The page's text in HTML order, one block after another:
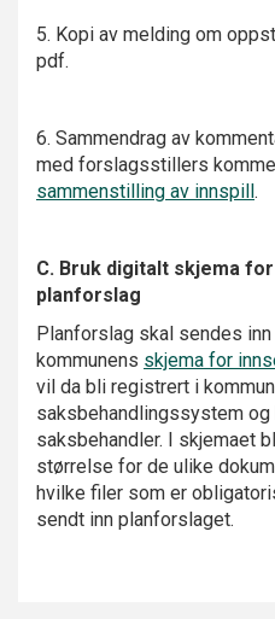
5. Kopi av melding om
pdf.
6. Sammendrag av
med forslagsstillers
sammenstilling av innspill.
C. Bruk digitalt skjema
planforslag
Planforslag skal sendes
kommunens skjema for
vil da bli registrert i
saksbehandlingssystem
saksbehandler. I skjemaet
størrelse for de ulike
hvilke filer som er
sendt inn planforslaget.